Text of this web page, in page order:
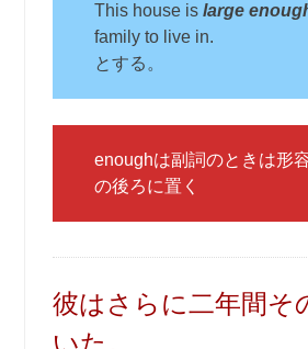
This house islarge
family to live in.
とする。
enoughは副詞のときは形
の後ろに置く
彼はさらに二年間そ
いた。